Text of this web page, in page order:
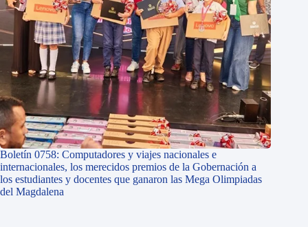
Boletín 0758: Computadores y viajes nacionales e
internacionales, los merecidos premios de la Gobernación a
los estudiantes y docentes que ganaron las Mega Olimpiadas
del Magdalena